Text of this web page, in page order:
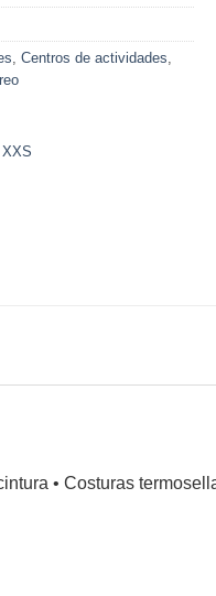
, Centros de actividades,
XXS
• Costuras